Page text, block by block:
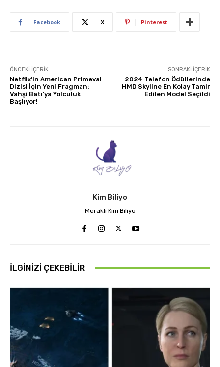
Facebook X Pinterest
ÖNCEKI İÇERIK
Netflix’in American Primeval
Dizisi İçin Yeni Fragman:
Vahşi Batı’ya Yolculuk
Başlıyor!
SONRAKI İÇERIK
2024 Telefon Ödüllerinde
HMD Skyline En Kolay Tamir
Edilen Model Seçildi
Kim Biliyo
Meraklı Kim Biliyo
İLGINIZI ÇEKEBILIR